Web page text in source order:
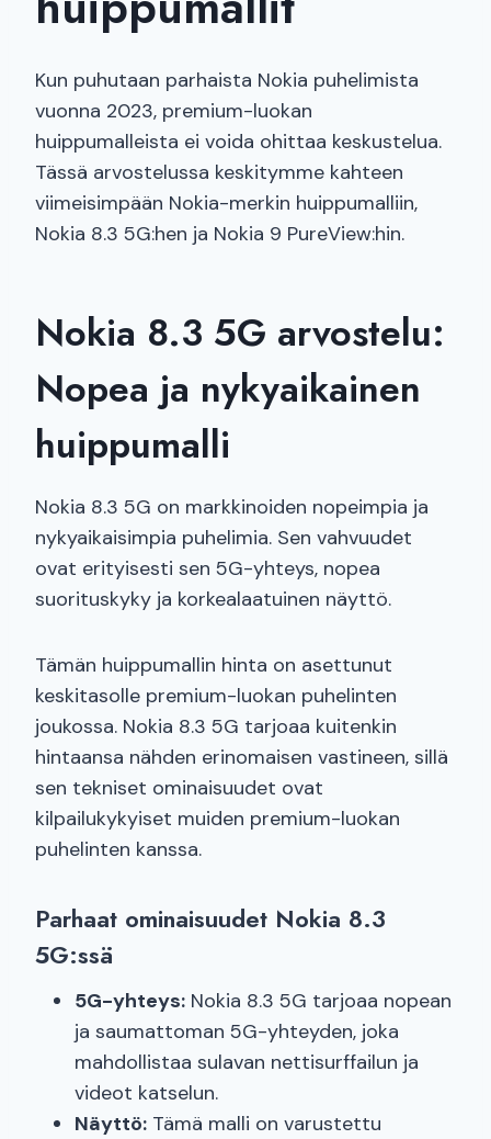
Kun puhutaan parhaista Nokia puhelimista
vuonna 2023, premium-luokan
huippumalleista ei voida ohittaa keskustelua.
Tässä arvostelussa keskitymme kahteen
viimeisimpään Nokia-merkin huippumalliin,
Nokia 8.3 5G:hen ja Nokia 9 PureView:hin.
Nokia 8.3 5G arvostelu:
Nopea ja nykyaikainen
huippumalli
Nokia 8.3 5G on markkinoiden nopeimpia ja
nykyaikaisimpia puhelimia. Sen vahvuudet
ovat erityisesti sen 5G-yhteys, nopea
suorituskyky ja korkealaatuinen näyttö.
Tämän huippumallin hinta on asettunut
keskitasolle premium-luokan puhelinten
joukossa. Nokia 8.3 5G tarjoaa kuitenkin
hintaansa nähden erinomaisen vastineen, sillä
sen tekniset ominaisuudet ovat
kilpailukykyiset muiden premium-luokan
puhelinten kanssa.
Parhaat ominaisuudet Nokia 8.3
5G:ssä
5G-yhteys: Nokia 8.3 5G tarjoaa nopean
ja saumattoman 5G-yhteyden, joka
mahdollistaa sulavan nettisurffailun ja
videot katselun.
Näyttö: Tämä malli on varustettu